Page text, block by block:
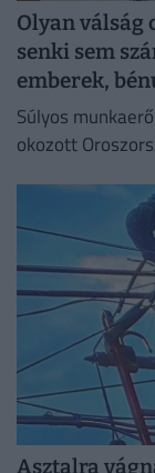
Olyan válság
senki sem
emberek,
Súlyos
okozott
Asztalra